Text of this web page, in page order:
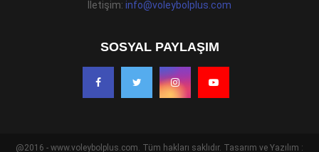
İletişim: info@voleybolplus.com
SOSYAL PAYLAŞIM
@2016 - www.voleybolplus.com. Tüm hakları saklıdır. Tasarım ve Yazılım :